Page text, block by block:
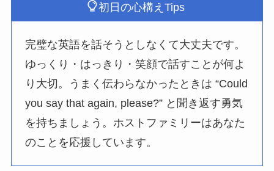
初日の心構えTips
完璧な英語を話そうとしなくて大丈夫です。
ゆっくり・はっきり・笑顔で話すことが何よ
り大切。うまく伝わらなかったときは “Could
you say that again, please?” と聞き返す勇気
を持ちましょう。ホストファミリーはあなた
のことを応援しています。